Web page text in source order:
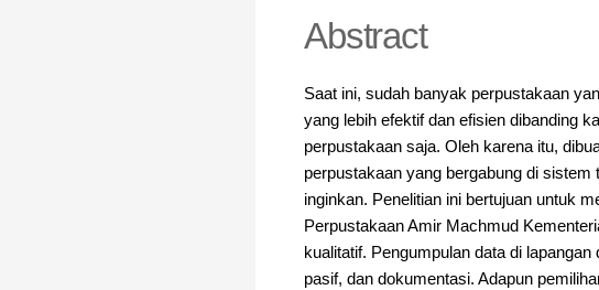
Abstract
Saat ini, sudah banyak perpustakaan
yang lebih efektif dan efisien dibanding
perpustakaan saja. Oleh karena itu,
perpustakaan yang bergabung di
inginkan. Penelitian ini bertujuan untuk
Perpustakaan Amir Machmud
kualitatif. Pengumpulan data di
pasif, dan dokumentasi. Adapun